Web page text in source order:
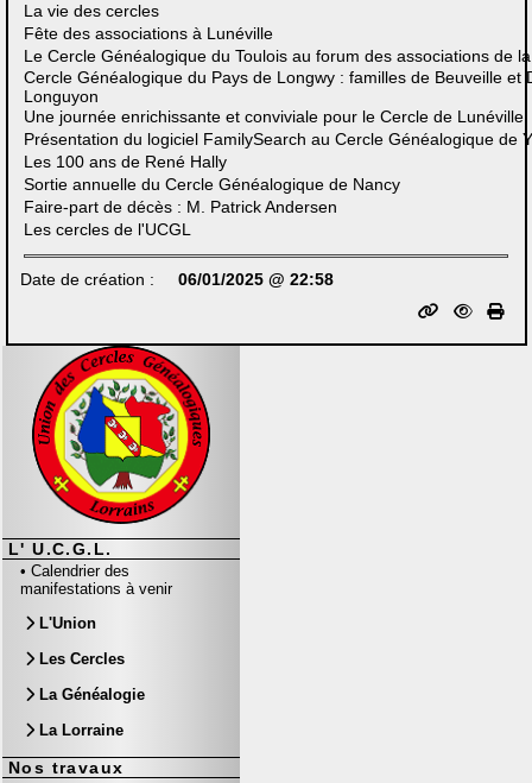
L' U.C.G.L.
• Calendrier des
manifestations à venir
L'Union
Les Cercles
La Généalogie
La Lorraine
Nos travaux
La vie des cercles
Fête des associations à Lunéville
Le Cercle Généalogique du Toulois au forum des associations de
Cercle Généalogique du Pays de Longwy : familles de Beuveille et
Longuyon
Une journée enrichissante et conviviale pour le Cercle de Lunéville
Présentation du logiciel FamilySearch au Cercle Généalogique de
Les 100 ans de René Hally
Sortie annuelle du Cercle Généalogique de Nancy
Faire-part de décès : M. Patrick Andersen
Les cercles de l'UCGL
Date de création : 06/01/2025 @ 22:58